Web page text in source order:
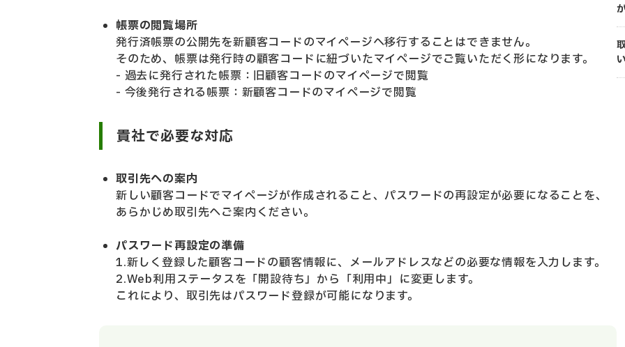
帳票の閲覧場所
発行済帳票の公開先を新顧客コードのマイページへ移行することはできません。
そのため、帳票は発行時の顧客コードに紐づいたマイページでご覧いただく形になります。
- 過去に発行された帳票：旧顧客コードのマイページで閲覧
- 今後発行される帳票：新顧客コードのマイページで閲覧
貴社で必要な対応
取引先への案内
新しい顧客コードでマイページが作成されること、パスワードの再設定が必要になることを、
あらかじめ取引先へご案内ください。
パスワード再設定の準備
1.新しく登録した顧客コードの顧客情報に、メールアドレスなどの必要な情報を入力します。
2.Web利用ステータスを「開設待ち」から 「利用中」に変更します。
これにより、取引先はパスワード登録が可能になります。